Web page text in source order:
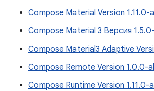
Compose Material Version 1.11.0-
Compose Material 3 Версия
Compose Material3 Adaptive
Compose Remote Version 1.0.0-
Compose Runtime Version 1.11.0-